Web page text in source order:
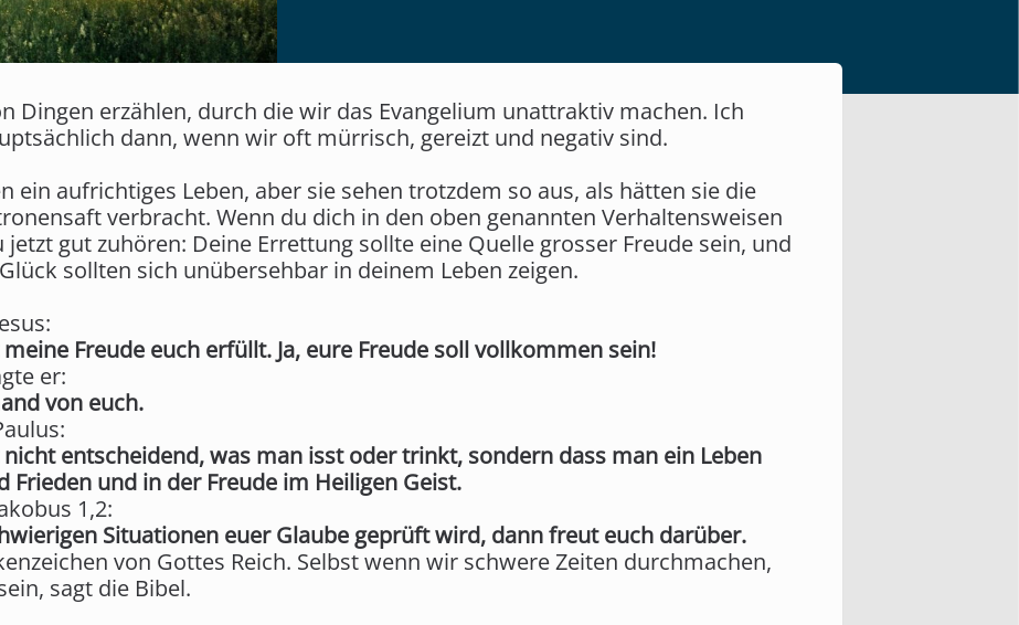
Dingen erzählen, durch die wir das Evangelium unattraktiv machen. Ich
dann, wenn wir oft mürrisch, gereizt und negativ sind.
ein aufrichtiges Leben, aber sie sehen trotzdem so aus, als hätten sie die
verbracht. Wenn du dich in den oben genannten Verhaltensweisen
gut zuhören: Deine Errettung sollte eine Quelle grosser Freude sein, und
sollten sich unübersehbar in deinem Leben zeigen.
Freude euch erfüllt. Ja, eure Freude soll vollkommen sein!
er:
von euch.
entscheidend, was man isst oder trinkt, sondern dass man ein Leben
und in der Freude im Heiligen Geist.
1,2:
Situationen euer Glaube geprüft wird, dann freut euch darüber.
von Gottes Reich. Selbst wenn wir schwere Zeiten durchmachen,
sagt die Bibel.